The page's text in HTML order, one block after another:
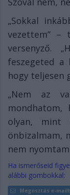
„Sokkal
vezettem” –
versenyző.
feszegeted a
hogy teljesen
„Nem az
mondhatom,
olyan, mint
önbizalmam,
nem nyomtam
Ha ismerőseid
alábbi gombokkal:
Megosztás e-